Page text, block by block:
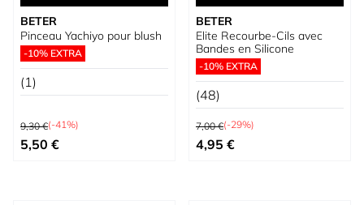
BETER
Pinceau Yachiyo pour blush
-10% EXTRA
(1)
Prix normal
9,30 €(-41%)
Prix spécial
5,50 €
BETER
Elite Recourbe-Cils avec
Bandes en Silicone
-10% EXTRA
(48)
Prix normal
7,00 €(-29%)
Prix spécial
4,95 €